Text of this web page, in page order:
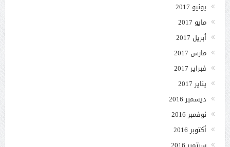
يونيو 2017
مايو 2017
أبريل 2017
مارس 2017
فبراير 2017
يناير 2017
ديسمبر 2016
نوفمبر 2016
أكتوبر 2016